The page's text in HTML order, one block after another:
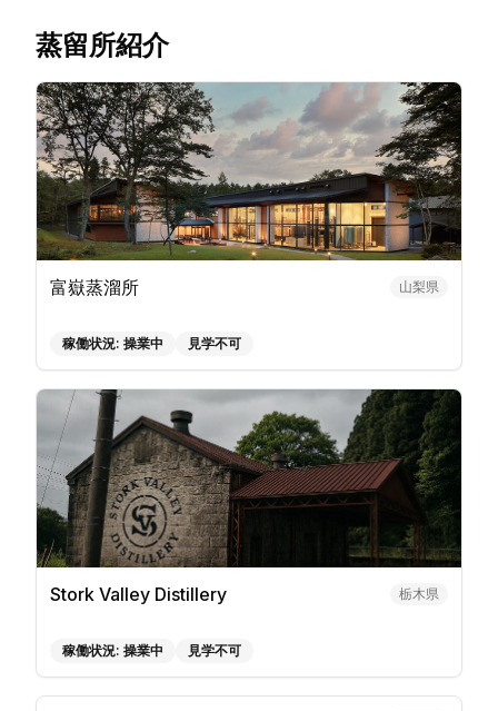
蒸留所紹介
富嶽蒸溜所 山梨県
稼働状況: 操業中 見学不可
Stork Valley Distillery 栃木県
稼働状況: 操業中 見学不可